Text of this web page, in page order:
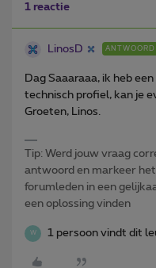
1 reactie
LinosD ANTWOORD
Dag Saaaraaa, ik heb
technisch profiel, kan je
Groeten, Linos.
Tip: Werd jouw vraag
antwoord en markeer
forumleden in een
een oplossing vinden
W 1 persoon vindt dit